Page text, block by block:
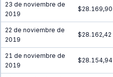
23 de noviembre de
2019
$28.169,90
22 de noviembre de
2019
$28.162,42
21 de noviembre de
2019
$28.154,94